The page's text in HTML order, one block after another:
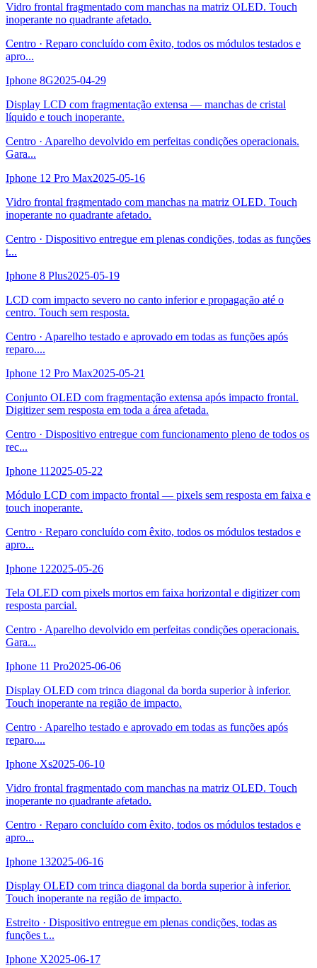
Vidro frontal fragmentado com manchas na matriz OLED. Touch
inoperante no quadrante afetado.
Centro · Reparo concluído com êxito, todos os módulos testados e
apro...
Iphone 8G2025-04-29
Display LCD com fragmentação extensa — manchas de cristal
líquido e touch inoperante.
Centro · Aparelho devolvido em perfeitas condições operacionais.
Gara...
Iphone 12 Pro Max2025-05-16
Vidro frontal fragmentado com manchas na matriz OLED. Touch
inoperante no quadrante afetado.
Centro · Dispositivo entregue em plenas condições, todas as funções
t...
Iphone 8 Plus2025-05-19
LCD com impacto severo no canto inferior e propagação até o
centro. Touch sem resposta.
Centro · Aparelho testado e aprovado em todas as funções após
reparo....
Iphone 12 Pro Max2025-05-21
Conjunto OLED com fragmentação extensa após impacto frontal.
Digitizer sem resposta em toda a área afetada.
Centro · Dispositivo entregue com funcionamento pleno de todos os
rec...
Iphone 11 2025-05-22
Módulo LCD com impacto frontal — pixels sem resposta em faixa e
touch inoperante.
Centro · Reparo concluído com êxito, todos os módulos testados e
apro...
Iphone 122025-05-26
Tela OLED com pixels mortos em faixa horizontal e digitizer com
resposta parcial.
Centro · Aparelho devolvido em perfeitas condições operacionais.
Gara...
Iphone 11 Pro2025-06-06
Display OLED com trinca diagonal da borda superior à inferior.
Touch inoperante na região de impacto.
Centro · Aparelho testado e aprovado em todas as funções após
reparo....
Iphone Xs2025-06-10
Vidro frontal fragmentado com manchas na matriz OLED. Touch
inoperante no quadrante afetado.
Centro · Reparo concluído com êxito, todos os módulos testados e
apro...
Iphone 132025-06-16
Display OLED com trinca diagonal da borda superior à inferior.
Touch inoperante na região de impacto.
Estreito · Dispositivo entregue em plenas condições, todas as
funções t...
Iphone X2025-06-17